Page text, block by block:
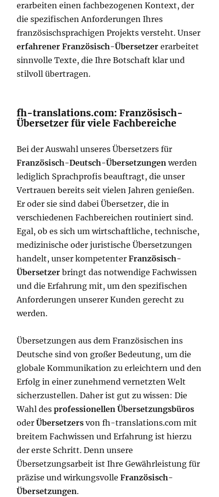
erarbeiten einen fachbezogenen Kontext, der
die spezifischen Anforderungen Ihres
französischsprachigen Projekts versteht. Unser
erfahrener Französisch-Übersetzer erarbeitet
sinnvolle Texte, die Ihre Botschaft klar und
stilvoll übertragen.
fh-translations.com: Französisch-
Übersetzer für viele Fachbereiche
Bei der Auswahl unseres Übersetzers für
Französisch-Deutsch-Übersetzungen werden
lediglich Sprachprofis beauftragt, die unser
Vertrauen bereits seit vielen Jahren genießen.
Er oder sie sind dabei Übersetzer, die in
verschiedenen Fachbereichen routiniert sind.
Egal, ob es sich um wirtschaftliche, technische,
medizinische oder juristische Übersetzungen
handelt, unser kompetenterFranzösisch-
Übersetzer bringt das notwendige Fachwissen
und die Erfahrung mit, um den spezifischen
Anforderungen unserer Kunden gerecht zu
werden.
Übersetzungen aus dem Französischen ins
Deutsche sind von großer Bedeutung, um die
globale Kommunikation zu erleichtern und den
Erfolg in einer zunehmend vernetzten Welt
sicherzustellen. Daher ist gut zu wissen: Die
Wahl desprofessionellen Übersetzungsbüros
oderÜbersetzers von fh-translations.com mit
breitem Fachwissen und Erfahrung ist hierzu
der erste Schritt. Denn unsere
Übersetzungsarbeit ist Ihre Gewährleistung für
präzise und wirkungsvolleFranzösisch-
Übersetzungen.